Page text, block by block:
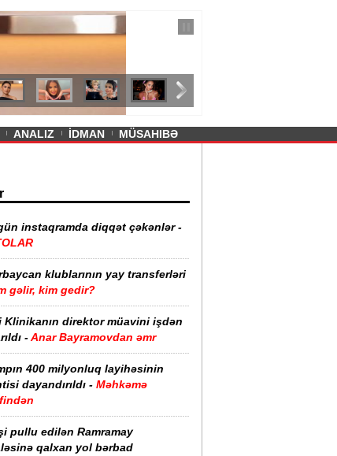
qısa ətəyi tənqid olundu -
ANALIZ İDMAN MÜSAHIBƏ
instaqramda diqqət çəkənlər -
klublarının yay transferləri
gəlir, kim gedir?
Klinikanın direktor müavini işdən
-Anar Bayramovdan əmr
400 milyonluq layihəsinin
dayandırıldı - Məhkəmə
pullu edilən Ramramay
qalxan yol bərbad